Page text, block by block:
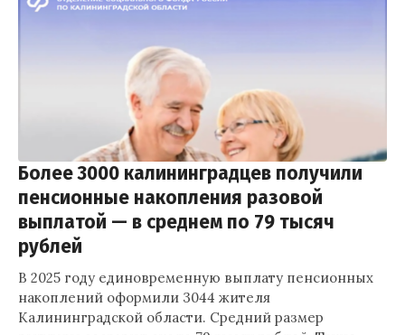
Более 3000 калининградцев получили
пенсионные накопления разовой
выплатой — в среднем по 79 тысяч
рублей
В 2025 году единовременную выплату пенсионных
накоплений оформили 3044 жителя
Калининградской области. Средний размер